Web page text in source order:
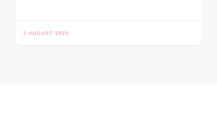
2 AUGUST 2025